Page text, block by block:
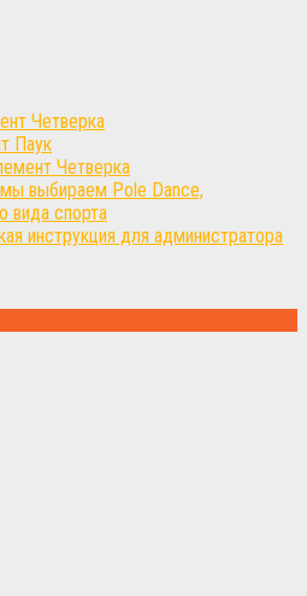
Четверка
Паук
Четверка
выбираем Pole Dance,
вида спорта
инструкция для администратора